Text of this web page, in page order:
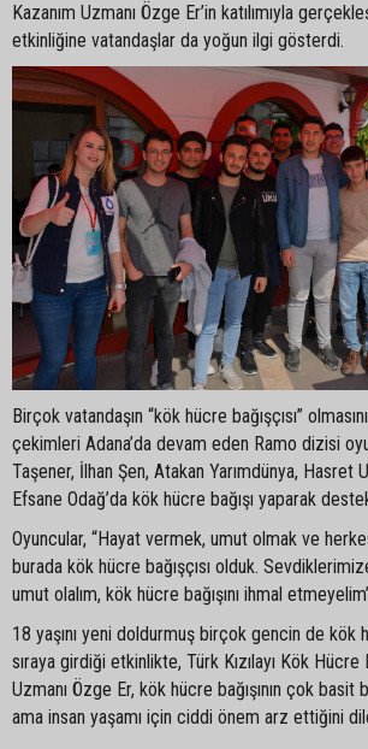
Kazanım Uzmanı Özge Er’in katılımıyla
etkinliğine vatandaşlar da yoğun ilgi gösterdi.
Birçok vatandaşın “kök hücre bağışçısı”
çekimleri Adana’da devam eden Ramo dizisi
Taşener, İlhan Şen, Atakan Yarımdünya, Hasret
Efsane Odağ’da kök hücre bağışı yaparak
Oyuncular, “Hayat vermek, umut olmak ve
burada kök hücre bağışçısı olduk.
umut olalım, kök hücre bağışını ihmal
18 yaşını yeni doldurmuş birçok gencin de kök
sıraya girdiği etkinlikte, Türk Kızılayı Kök Hücre
Uzmanı Özge Er, kök hücre bağışının çok basit
ama insan yaşamı için ciddi önem arz ettiğini